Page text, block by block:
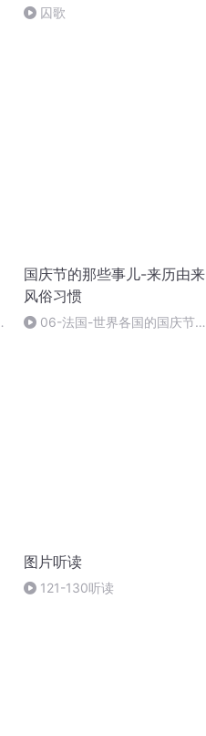
囚歌
国庆节的那些事儿-来历由来
风俗习惯
06-法国-世界各国的国庆节-
图片听读
121-130听读